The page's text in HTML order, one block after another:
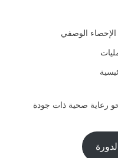
رعاية صحية ذات جودة